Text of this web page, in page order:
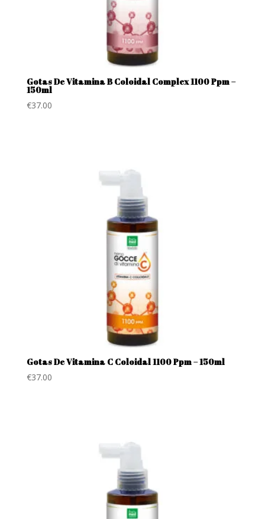
Gotas De Vitamina B Coloidal Complex 1100 Ppm –
150ml
€37.00
Gotas De Vitamina C Coloidal 1100 Ppm – 150ml
€37.00